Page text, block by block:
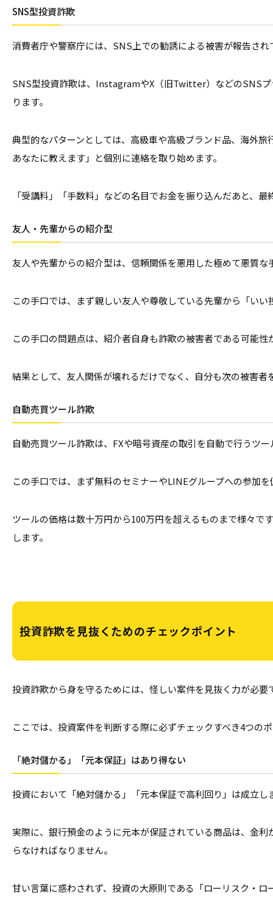
SNS型投資詐欺
消費者庁や警察庁には、SNS上での勧誘による被害が報告され
SNS型投資詐欺は、InstagramやX（旧Twitter）などのSNSプ
ります。
典型的なパターンとしては、高級車や高級ブランド品、海外
あなたに教えます」と個別に連絡を取り始めます。
「受講料」「手数料」などの名目でお金を振り込んだあと、
友人・先輩からの紹介型
友人や先輩からの紹介型は、信頼関係を悪用した極めて悪質
この手口では、まず親しい友人や尊敬している先輩から「い
この手口の問題点は、紹介者自身も詐欺の被害者である可能
結果として、友人関係が壊れるだけでなく、自分も次の被害
自動売買ツール詐欺
自動売買ツール詐欺は、FXや暗号資産の取引を自動で行うツ
この手口では、まず無料のセミナーやLINEグループへの参加
ツールの価格は数十万円から100万円を超えるものまで様々
します。
投資詐欺を見抜くためのチェックポイント
投資詐欺から身を守るためには、怪しい案件を見抜く力が必
ここでは、投資案件を判断する際に必ずチェックすべき4つの
「絶対儲かる」「元本保証」はあり得ない
投資において「絶対儲かる」「元本保証で高利回り」は成立
実際に、銀行預金のように元本が保証されている商品は、金
らなければなりません。
甘い言葉に惑わされず、投資の大原則である「ローリスク・